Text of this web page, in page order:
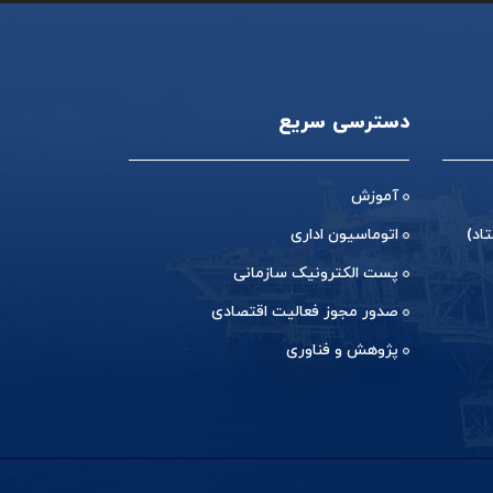
دسترسی سریع
آموزش
اتوماسیون اداری
پست الکترونیک سازمانی
صدور مجوز فعالیت اقتصادی
پژوهش و فناوری